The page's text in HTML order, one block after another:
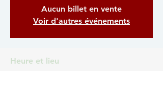
Aucun billet en vente
Voir d'autres événements
Heure et lieu